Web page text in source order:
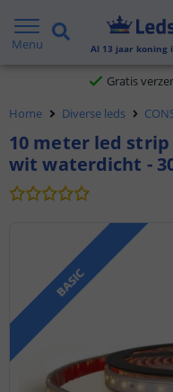
Menu Al 13 jaar koning
Gratis
Voor 23:45
Home Diverse leds
10 meter led
wit waterdicht -
BASIC